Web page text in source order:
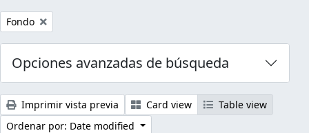
Remove filter:
Fondo
Opciones avanzadas de búsqueda
Imprimir vista previa Card view
Table view
Ordenar por: Date modified